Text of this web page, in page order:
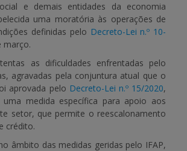
e demais entidades da economia
uma moratória às operações de
definidas pelo Decreto-Lei n.º 10-
março.
as dificuldades enfrentadas pelo
agravadas pela conjuntura atual que o
aprovada pelo Decreto-Lei n.º 15/2020,
medida específica para apoio aos
setor, que permite o reescalonamento
crédito.
âmbito das medidas geridas pelo IFAP,